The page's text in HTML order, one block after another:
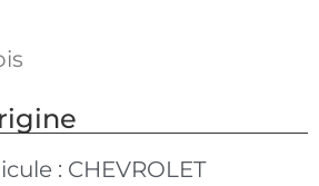
: CHEVROLET